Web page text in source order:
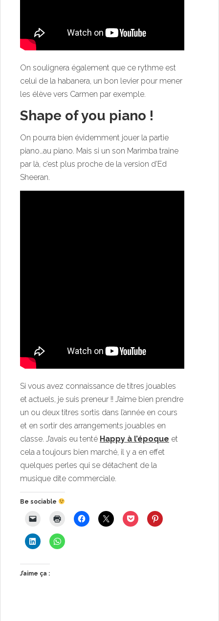
On soulignera également que ce rythme est
celui de la habanera, un bon levier pour mener
les élève vers Carmen par exemple.
Shape of you piano !
On pourra bien évidemment jouer la partie
piano…au piano. Mais si un son Marimba traine
par là, c’est plus proche de la version d’Ed
Sheeran.
Si vous avez connaissance de titres jouables
et actuels, je suis preneur !! J’aime bien prendre
un ou deux titres sortis dans l’année en cours
et en sortir des arrangements jouables en
classe. J’avais eu tenté Happy à l’époque et
cela a toujours bien marché, il y a en effet
quelques perles qui se détachent de la
musique dite commerciale.
Be sociable
J’aime ça :